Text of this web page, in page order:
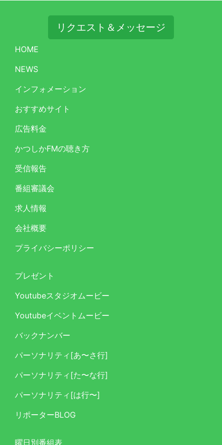
リクエスト＆メッセージ
HOME
NEWS
インフォメーション
おすすめサイト
広告料金
かつしかFMの聴き方
受信報告
番組審議会
求人情報
会社概要
プライバシーポリシー
プレゼント
Youtubeスタジオムービー
Youtubeイベントムービー
バックナンバー
パーソナリティ[あ〜さ行]
パーソナリティ[た〜な行]
パーソナリティ[は行〜]
リポーターBLOG
曜日別番組表